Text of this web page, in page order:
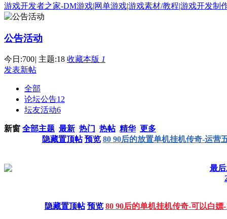
游戏开发者之家-DM游戏|网单游戏|游戏素材/教程|游戏开发制
公告活动
今日:700| 主题:18 收藏本版 1
发表新帖
全部
论坛公告12
坛友活动6
新窗 全部主题 最新 热门 热帖 精华 更多
隐藏置顶帖 预览 80 90后的放置单机挂机传奇-运营
最后
隐藏置顶帖 预览 80 90后的单机挂机传奇-可以白